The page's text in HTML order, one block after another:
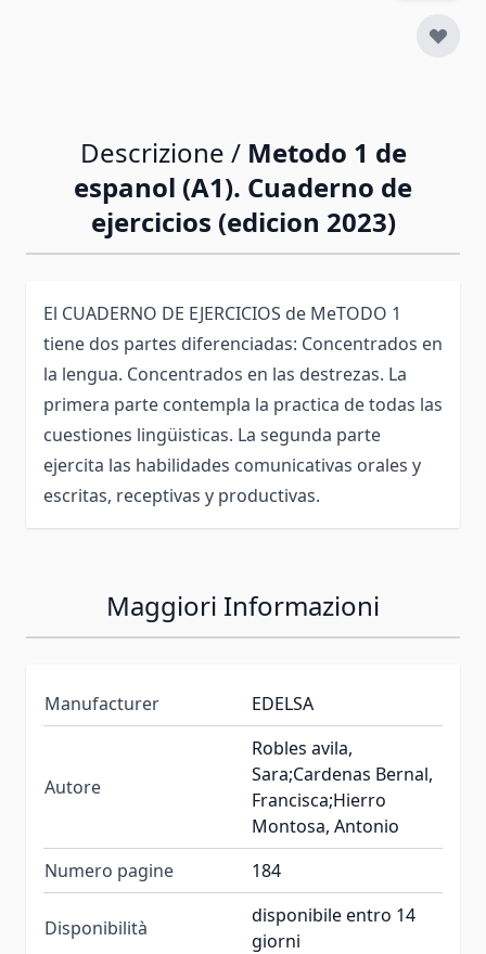
Descrizione / Metodo 1 de
espanol (A1). Cuaderno de
ejercicios (edicion 2023)
El CUADERNO DE EJERCICIOS de MeTODO 1
tiene dos partes diferenciadas: Concentrados en
la lengua. Concentrados en las destrezas. La
primera parte contempla la practica de todas las
cuestiones lingüisticas. La segunda parte
ejercita las habilidades comunicativas orales y
escritas, receptivas y productivas.
Maggiori Informazioni
Manufacturer EDELSA
Autore
Robles avila,
Sara;Cardenas Bernal,
Francisca;Hierro
Montosa, Antonio
Numero pagine
184
Disponibilità
disponibile entro 14
giorni